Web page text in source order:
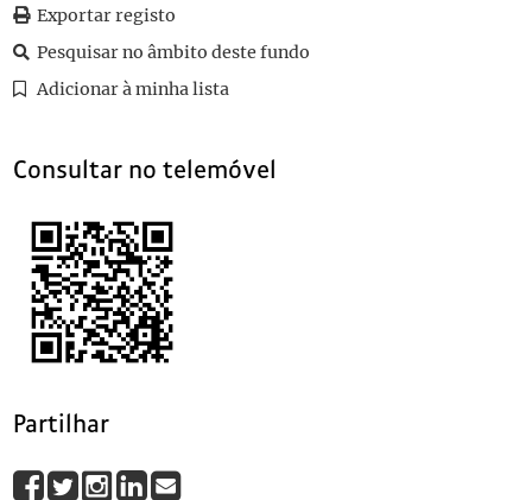
0060
Sem título
0062
0063 Sem título 1920-08-03
Exportar registo
Pesquisar no âmbito deste fundo
Adicionar à minha lista
Consultar no telemóvel
Partilhar